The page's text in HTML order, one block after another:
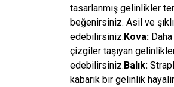
tasarlanmış gelinlikler
beğenirsiniz. Asil ve
edebilirsiniz.Kova:
çizgiler taşıyan
edebilirsiniz.Balık:
kabarık bir gelinlik